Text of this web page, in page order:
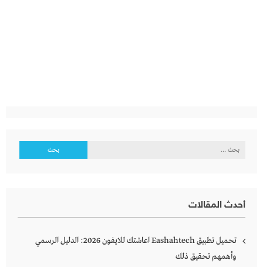
البحث
أحدث المقالات
تحميل تطبيق Eashahtech اعاشتك للايفون 2026: الدليل الرسمي
وأهمهم تحقيق ذلك